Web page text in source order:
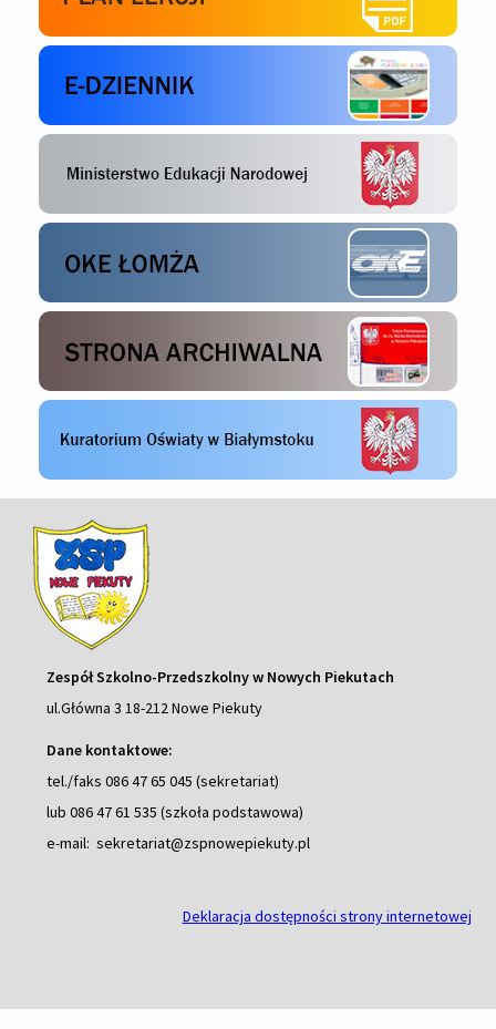
Zespół Szkolno-Przedszkolny w Nowych Piekutach
ul.Główna 3 18-212 Nowe Piekuty
Dane kontaktowe:
tel./faks 086 47 65 045 (sekretariat)
lub 086 47 61 535 (szkoła podstawowa)
e-mail: sekretariat@zspnowepiekuty.pl
Deklaracja dostępności strony internetowej